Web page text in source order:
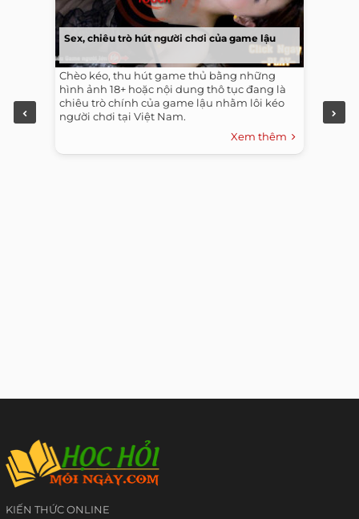
Sex, chiêu trò hút người chơi của game lậu
Chèo kéo, thu hút game thủ bằng những
hình ảnh 18+ hoặc nội dung thô tục đang là
chiêu trò chính của game lậu nhằm lôi kéo
người chơi tại Việt Nam.
Xem thêm
KIẾN THỨC ONLINE